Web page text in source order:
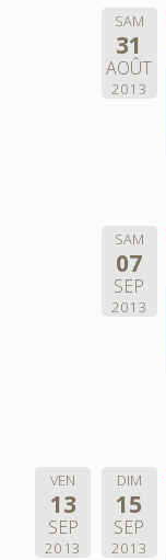
SAM
31
AOÛT
2013
SAM
07
SEP
2013
VEN
13
SEP
2013
DIM
15
SEP
2013